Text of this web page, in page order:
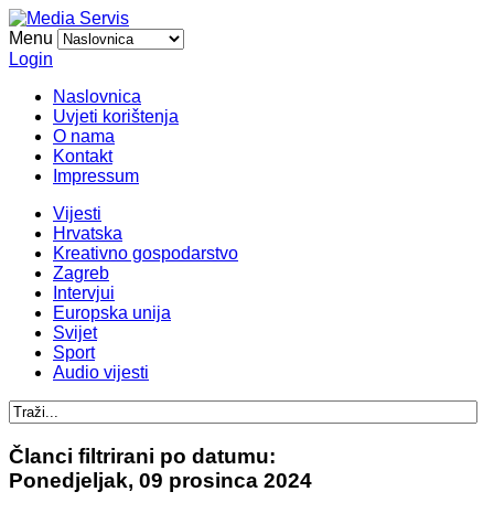
Menu
Login
Naslovnica
Uvjeti korištenja
O nama
Kontakt
Impressum
Vijesti
Hrvatska
Kreativno gospodarstvo
Zagreb
Intervjui
Europska unija
Svijet
Sport
Audio vijesti
Članci filtrirani po datumu:
Ponedjeljak, 09 prosinca 2024